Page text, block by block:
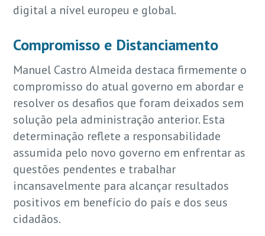
digital a nível europeu e global.
Compromisso e Distanciamento
Manuel Castro Almeida destaca firmemente o
compromisso do atual governo em abordar e
resolver os desafios que foram deixados sem
solução pela administração anterior. Esta
determinação reflete a responsabilidade
assumida pelo novo governo em enfrentar as
questões pendentes e trabalhar
incansavelmente para alcançar resultados
positivos em benefício do país e dos seus
cidadãos.